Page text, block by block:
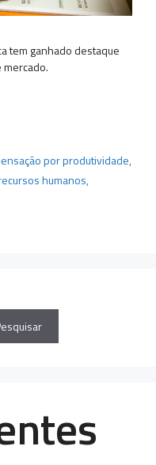
tem ganhado destaque
por produtividade,
humanos,